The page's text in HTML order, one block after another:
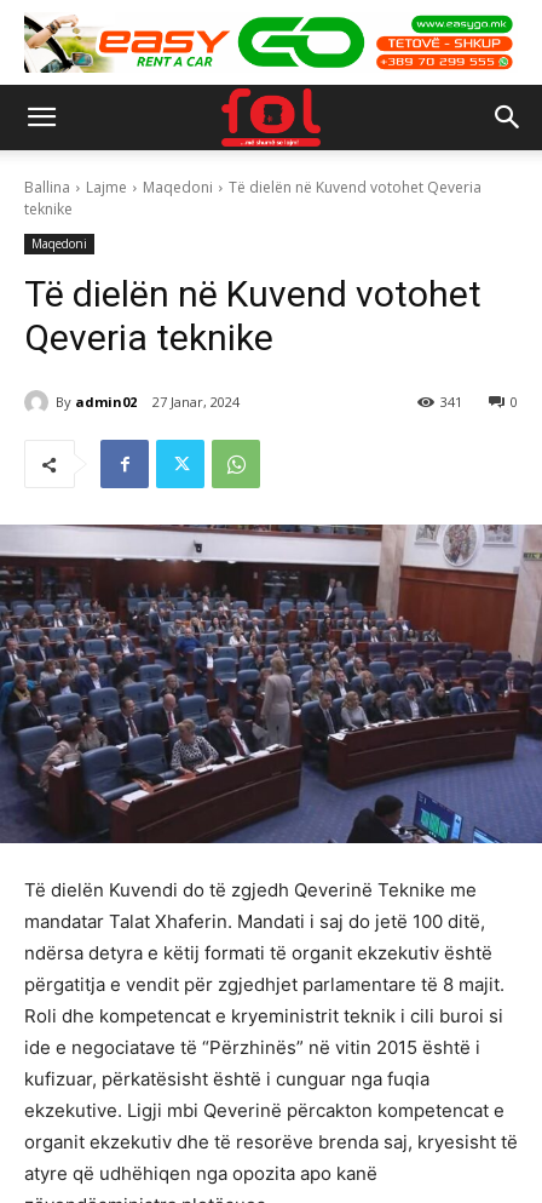
Ballina Lajme Maqedoni
Të dielën në Kuvend votohet Qeveria
teknike
Maqedoni
Të dielën në Kuvend votohet
Qeveria teknike
By admin02 27 Janar, 2024 0
341
Të dielën Kuvendi do të zgjedh Qeverinë Teknike me
mandatar Talat Xhaferin. Mandati i saj do jetë 100 ditë,
ndërsa detyra e këtij formati të organit ekzekutiv është
përgatitja e vendit për zgjedhjet parlamentare të 8 majit.
Roli dhe kompetencat e kryeministrit teknik i cili buroi si
ide e negociatave të “Përzhinës” në vitin 2015 është i
kufizuar, përkatësisht është i cunguar nga fuqia
ekzekutive. Ligji mbi Qeverinë përcakton kompetencat e
organit ekzekutiv dhe të resorëve brenda saj, kryesisht të
atyre që udhëhiqen nga opozita apo kanë